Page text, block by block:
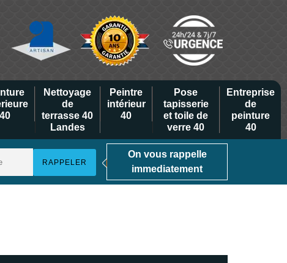
40
Nettoyage
de
terrasse 40
Landes
Peintre
intérieur
40
Pose
tapisserie
et toile de
verre 40
Entreprise
de
peinture
40
On vous rappelle
immediatement